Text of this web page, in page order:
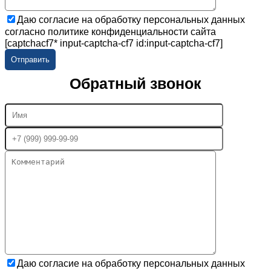
Даю согласие на обработку персональных данных
согласно политике конфиденциальности сайта
[captchacf7* input-captcha-cf7 id:input-captcha-cf7]
Обратный звонок
Даю согласие на обработку персональных данных